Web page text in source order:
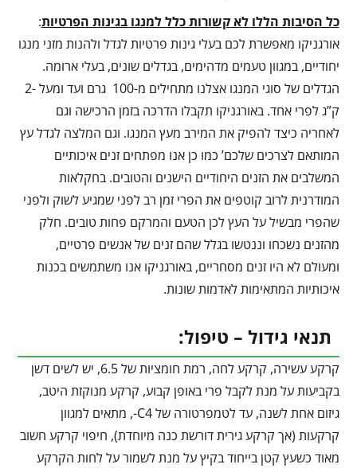
כל הסיבות הללו לא קשורות כלל למנגו בגינות הפרטיות:
אורגניקו מאפשרת לכם בעלי גינות פרטיות לגדל ולהנות מזני מנגו
יחודיים, במגוון טעמים מדהימים, בגדלים שונים, בעלי ארומה.
הגדלים של סוגי המנגו אצלנו מתחילים מ-100 גרם ועד ומעל -2
ק”ג לפרי אחד. באורגניקו תקבלו הדרכה בזמן הרכישה וגם
לאחריה כיצד להפיק את המירב מעץ המנגו. וגם המלצה לגדל עץ
המותאם לצרכים שלכם’ כמו כן אנו מפתחים זנים איכותיים
המשלבים את הזנים היחודיים הישנים והטובים. בחקלאות
המודרנית לרוב קוטפים את הפרי זמן רב לפני שמגיע לשוק ולפני
שהפרי מבשיל על העץ לכן הטעם והמרקם פחות טובים. חלק
מהזנים נשכחו וננטשו בגלל שהם זנים של אנשים פרטיים,
ומעולם לא היו זנים מסחריים, באורגניקו אנו משתמשים בכנות
איכותיות המתאימות לאדמות שונות.
תנאי גידול – טיפול:
קרקע עשירה, קרקע לחה, רמת חומציות של 6.5, יש לשים דשן
בקביעות על מנת לקבל פרי באופן קבוע, קרקע מנוקזת היטב,
גיזום אחת לשנה, עד לטמפרטורה של C4-, מתאים למגוון
קרקעות (אך קרקע גירית דורשת כנה מיוחדת), חיפוי קרקע חשוב
מאוד כשעץ קטן בייחוד בקיץ על מנת לשמור על לחות הקרקע